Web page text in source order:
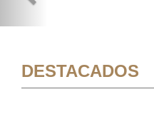
DESTACADOS